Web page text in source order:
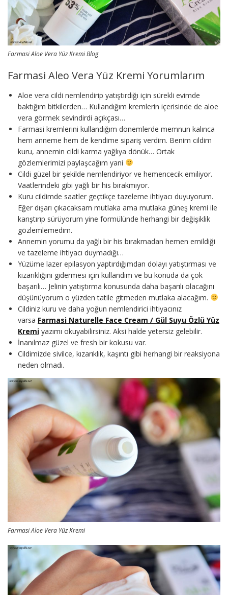
Farmasi Aloe Vera Yüz Kremi Blog
Farmasi Aleo Vera Yüz Kremi Yorumlarım
Aloe vera cildi nemlendirip yatıştırdığı için sürekli evimde
baktığım bitkilerden… Kullandığım kremlerin içerisinde de aloe
vera görmek sevindirdi açıkçası…
Farmasi kremlerini kullandığım dönemlerde memnun kalınca
hem anneme hem de kendime sipariş verdim. Benim cildim
kuru, annemin cildi karma yağlıya dönük… Ortak
gözlemlerimizi paylaşcağım yani
Cildi güzel bir şekilde nemlendiriyor ve hemencecik emiliyor.
Vaatlerindeki gibi yağlı bir his bırakmıyor.
Kuru cildimde saatler geçtikçe tazeleme ihtiyacı duyuyorum.
Eğer dışarı çıkacaksam mutlaka ama mutlaka güneş kremi ile
karıştırıp sürüyorum yine formülünde herhangi bir değişiklik
gözlemlemedim.
Annemin yorumu da yağlı bir his bırakmadan hemen emildiği
ve tazeleme ihtiyacı duymadığı…
Yüzüme lazer epilasyon yaptırdığımdan dolayı yatıştırması ve
kızarıklığını gidermesi için kullandım ve bu konuda da çok
başarılı… Jelinin yatıştırma konusunda daha başarılı olacağını
düşünüyorum o yüzden tatile gitmeden mutlaka alacağım.
Cildiniz kuru ve daha yoğun nemlendirici ihtiyacınız
varsa Farmasi Naturelle Face Cream / Gül Suyu Özlü Yüz
Kremi yazımı okuyabilirsiniz. Aksi halde yetersiz gelebilir.
İnanılmaz güzel ve fresh bir kokusu var.
Cildimizde sivilce, kızarıklık, kaşıntı gibi herhangi bir reaksiyona
neden olmadı.
Farmasi Aloe Vera Yüz Kremi